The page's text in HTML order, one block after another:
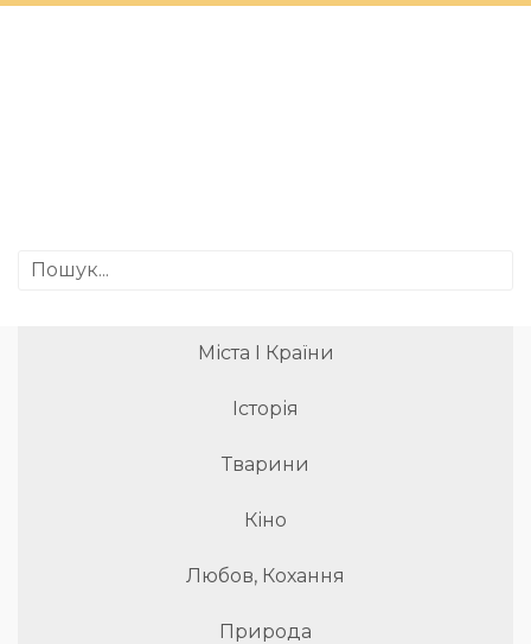
Міста І Країни
Історія
Тварини
Кіно
Любов, Кохання
Природа